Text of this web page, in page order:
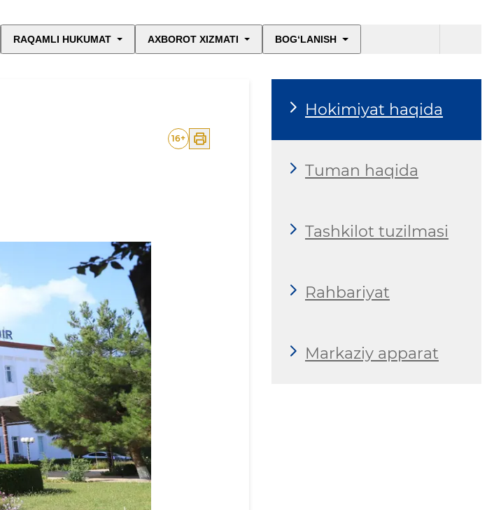
RAQAMLI HUKUMAT AXBOROT XIZMATI BOG‘LANISH
16+
Hokimiyat haqida
Tuman haqida
Tashkilot tuzilmasi
Rahbariyat
Markaziy apparat